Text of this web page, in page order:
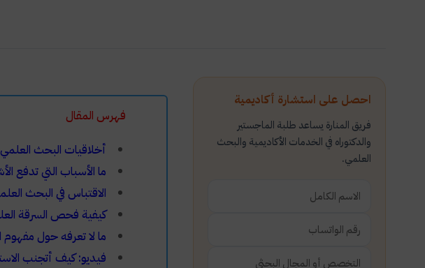
احصل على استشارة أكاديمية
فريق المنارة يساعد طلبة الماجستير
والدكتوراه في الخدمات الأكاديمية والبحث
العلمي.
فهرس المقال
أخلاقيات البحث العلمي
ما الأسباب التي تدفع
الاقتباس في البحث
كيفية فحص السرقة
ما لا تعرفه حول مفهوم
فيديو: كيف أتجنب